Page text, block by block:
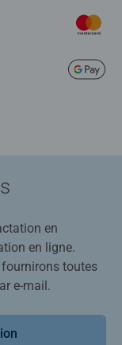
en
en ligne.
toutes
e-mail.